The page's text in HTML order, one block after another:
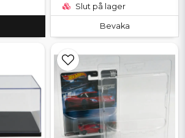
Slut på lager
Bevaka